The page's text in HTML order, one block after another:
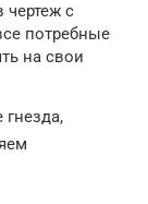
с
потребные
на свои